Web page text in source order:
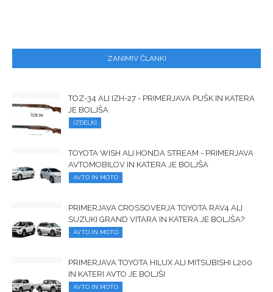
ZANIMIV ČLANKI
TOZ-34 ALI IZH-27 - PRIMERJAVA PUŠK IN KATERA
JE BOLJŠA
IZDELKI
TOYOTA WISH ALI HONDA STREAM - PRIMERJAVA
AVTOMOBILOV IN KATERA JE BOLJŠA
AVTO IN MOTO
PRIMERJAVA CROSSOVERJA TOYOTA RAV4 ALI
SUZUKI GRAND VITARA IN KATERA JE BOLJŠA?
AVTO IN MOTO
PRIMERJAVA TOYOTA HILUX ALI MITSUBISHI L200
IN KATERI AVTO JE BOLJŠI
AVTO IN MOTO